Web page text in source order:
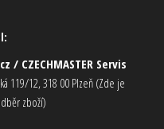
/ CZECHMASTER Servis
119/12, 318 00 Plzeň (Zde je
zboží)